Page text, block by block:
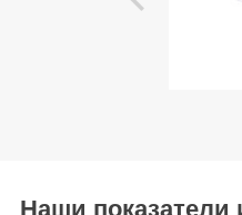
Наши показатели